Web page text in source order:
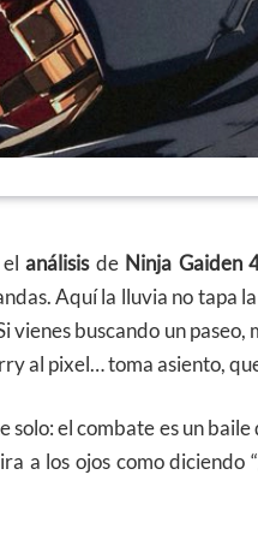
elanálisisde Ninja Gaiden
Aquí la lluvia no tapa
vienes buscando un
al pixel… toma asiento,
solo: el combate es un
a los ojos como diciendo